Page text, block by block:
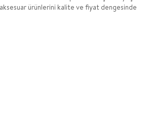
ürünlerini kalite ve fiyat dengesinde